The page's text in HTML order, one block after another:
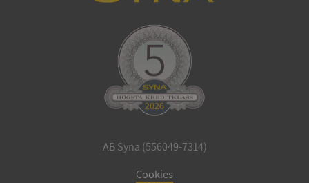
AB Syna (556049-7314)
Cookies
ASP.NET_SessionId
Microsoft
Corporation
de.syna.se